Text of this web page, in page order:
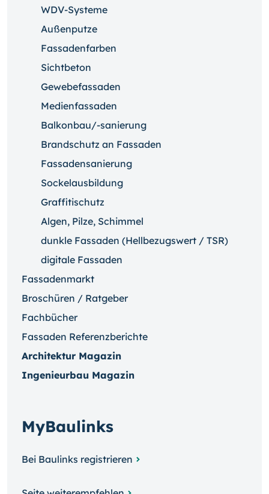
WDV-Systeme
Außenputze
Fassadenfarben
Sichtbeton
Gewebefassaden
Medienfassaden
Balkonbau/-sanierung
Brandschutz an Fassaden
Fassadensanierung
Sockelausbildung
Graffitischutz
Algen, Pilze, Schimmel
dunkle Fassaden (Hellbezugswert / TSR)
digitale Fassaden
Fassadenmarkt
Broschüren / Ratgeber
Fachbücher
Fassaden Referenzberichte
Architektur Magazin
Ingenieurbau Magazin
MyBaulinks
Bei Baulinks registrieren